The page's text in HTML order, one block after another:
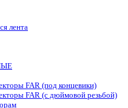
лента
FAR (под концевики)
FAR (с дюймовой резьбой)